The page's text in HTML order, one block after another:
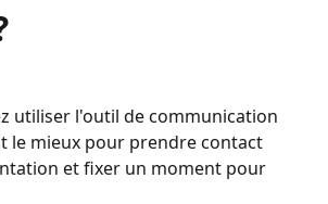
utiliser l'outil de communication
le mieux pour prendre contact
et fixer un moment pour